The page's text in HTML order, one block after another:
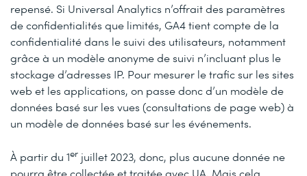
repensé. Si Universal Analytics n’offrait des paramètres
de confidentialités que limités, GA4 tient compte de la
confidentialité dans le suivi des utilisateurs, notamment
grâce à un modèle anonyme de suivi n’incluant plus le
stockage d’adresses IP. Pour mesurer le trafic sur les sites
web et les applications, on passe donc d’un modèle de
données basé sur les vues (consultations de page web) à
un modèle de données basé sur les événements.
À partir du 1er juillet 2023, donc, plus aucune donnée ne